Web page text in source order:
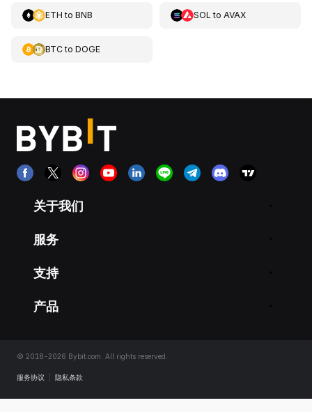
ETH to BNB SOL to AVAX
BTCto DOGE
关于我们
服务
支持
产品
© 2018-2026 Bybit.com. All rights reserved.
服务协议 隐私条款